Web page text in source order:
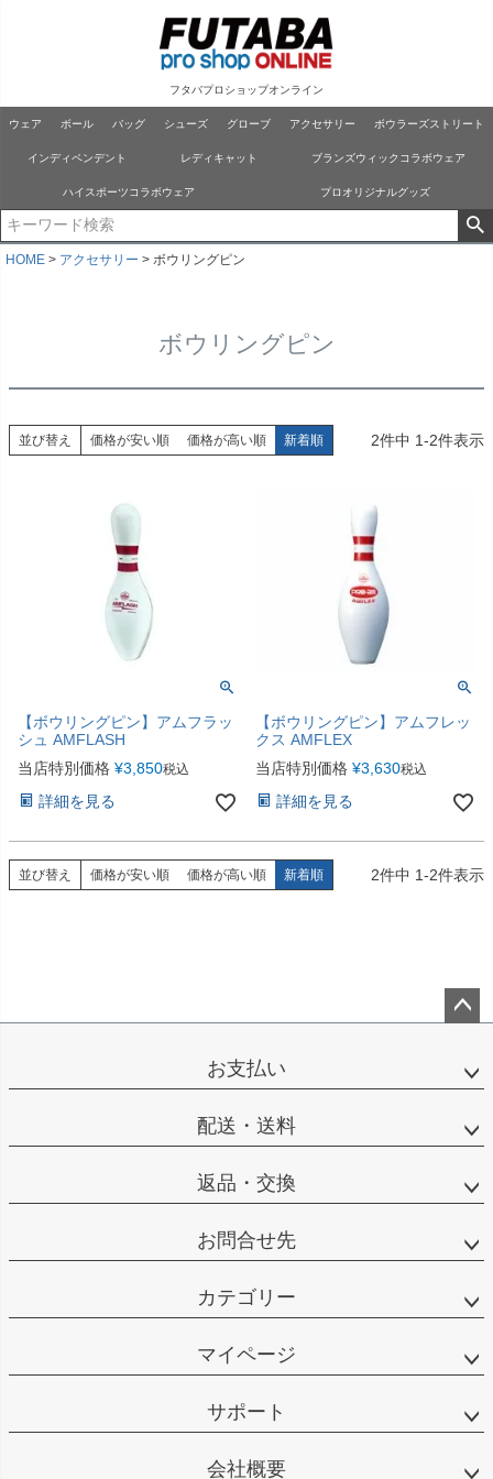
フタバプロショップオンライン
ウェア ボール バッグ シューズ グローブ アクセサリー ボウラーズストリート
インディペンデント レディキャット ブランズウィックコラボウェア
ハイスポーツコラボウェア プロオリジナルグッズ
HOME アクセサリー ボウリングピン
ボウリングピン
並び替え 価格が安い順 価格が高い順 新着順 2件中 1-2件表示
【ボウリングピン】アムフラッ
シュ AMFLASH
当店特別価格 ¥3,850税込
詳細を見る
【ボウリングピン】アムフレッ
クス AMFLEX
当店特別価格 ¥3,630税込
詳細を見る
並び替え 価格が安い順 価格が高い順 新着順 2件中 1-2件表示
ップ
お支払い
配送・送料
返品・交換
お問合せ先
カテゴリー
マイページ
サポート
会社概要